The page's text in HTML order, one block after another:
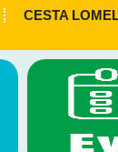
CESTA